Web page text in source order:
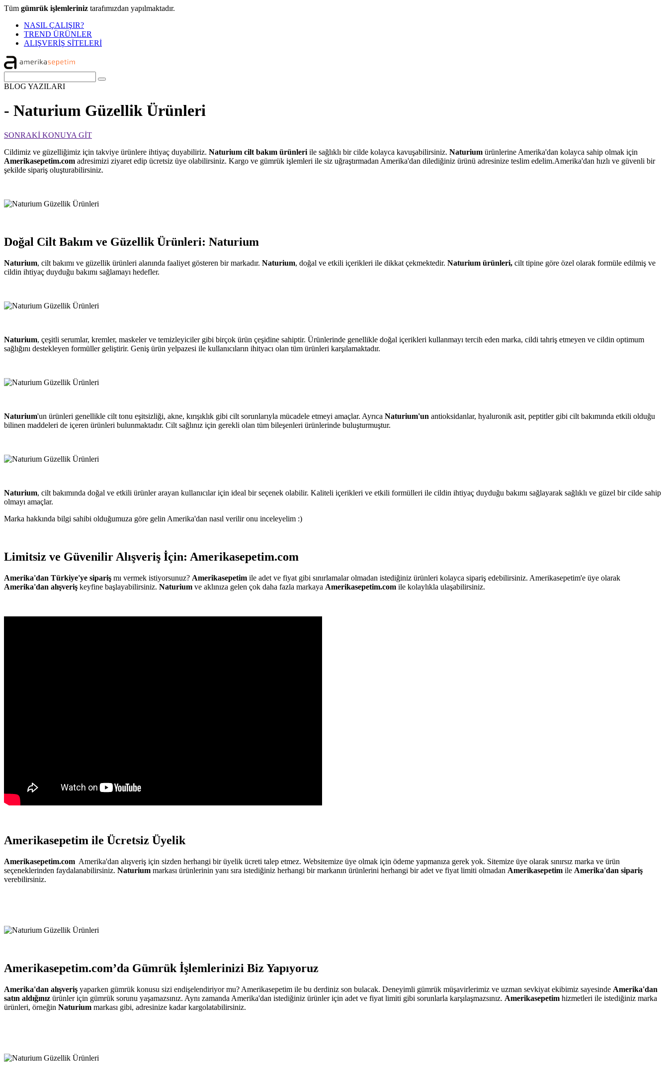
Tüm gümrük işlemleriniz tarafımızdan yapılmaktadır.
NASIL ÇALIŞIR?
TREND ÜRÜNLER
ALIŞVERİŞ SİTELERİ
BLOG YAZILARI
- Naturium Güzellik Ürünleri
SONRAKİ KONUYA GİT
Cildimiz ve güzelliğimiz için takviye ürünlere ihtiyaç duyabiliriz. Naturium cilt bakım ürünleri ile sağlıklı bir cilde kolayca kavuşabilirsiniz. Naturium ürünlerine Amerika'dan kolayca sahip olmak için
Amerikasepetim.com adresimizi ziyaret edip ücretsiz üye olabilirsiniz. Kargo ve gümrük işlemleri ile siz uğraştırmadan Amerika'dan dilediğiniz ürünü adresinize teslim edelim.Amerika'dan hızlı ve güvenli bir
şekilde sipariş oluşturabilirsiniz.
Doğal Cilt Bakım ve Güzellik Ürünleri: Naturium
Naturium, cilt bakımı ve güzellik ürünleri alanında faaliyet gösteren bir markadır. Naturium, doğal ve etkili içerikleri ile dikkat çekmektedir. Naturium ürünleri, cilt tipine göre özel olarak formüle edilmiş ve
cildin ihtiyaç duyduğu bakımı sağlamayı hedefler.
Naturium, çeşitli serumlar, kremler, maskeler ve temizleyiciler gibi birçok ürün çeşidine sahiptir. Ürünlerinde genellikle doğal içerikleri kullanmayı tercih eden marka, cildi tahriş etmeyen ve cildin optimum
sağlığını destekleyen formüller geliştirir. Geniş ürün yelpazesi ile kullanıcıların ihityacı olan tüm ürünleri karşılamaktadır.
Naturium'un ürünleri genellikle cilt tonu eşitsizliği, akne, kırışıklık gibi cilt sorunlarıyla mücadele etmeyi amaçlar. Ayrıca Naturium'un antioksidanlar, hyaluronik asit, peptitler gibi cilt bakımında etkili olduğu
bilinen maddeleri de içeren ürünleri bulunmaktadır. Cilt sağlınız için gerekli olan tüm bileşenleri ürünlerinde buluşturmuştur.
Naturium, cilt bakımında doğal ve etkili ürünler arayan kullanıcılar için ideal bir seçenek olabilir. Kaliteli içerikleri ve etkili formülleri ile cildin ihtiyaç duyduğu bakımı sağlayarak sağlıklı ve güzel bir cilde sahip
olmayı amaçlar.
Marka hakkında bilgi sahibi olduğumuza göre gelin Amerika'dan nasıl verilir onu inceleyelim :)
Limitsiz ve Güvenilir Alışveriş İçin: Amerikasepetim.com
Amerika'dan Türkiye'ye sipariş mı vermek istiyorsunuz? Amerikasepetim ile adet ve fiyat gibi sınırlamalar olmadan istediğiniz ürünleri kolayca sipariş edebilirsiniz. Amerikasepetim'e üye olarak
Amerika'dan alışveriş keyfine başlayabilirsiniz. Naturium ve aklınıza gelen çok daha fazla markaya Amerikasepetim.com ile kolaylıkla ulaşabilirsiniz.
Amerikasepetim ile Ücretsiz Üyelik
Amerikasepetim.com Amerika'dan alışveriş için sizden herhangi bir üyelik ücreti talep etmez. Websitemize üye olmak için ödeme yapmanıza gerek yok. Sitemize üye olarak sınırsız marka ve ürün
seçeneklerinden faydalanabilirsiniz. Naturium markası ürünlerinin yanı sıra istediğiniz herhangi bir markanın ürünlerini herhangi bir adet ve fiyat limiti olmadan Amerikasepetim ile Amerika'dan sipariş
verebilirsiniz.
Amerikasepetim.com’da Gümrük İşlemlerinizi Biz Yapıyoruz
Amerika'dan alışveriş yaparken gümrük konusu sizi endişelendiriyor mu? Amerikasepetim ile bu derdiniz son bulacak. Deneyimli gümrük müşavirlerimiz ve uzman sevkiyat ekibimiz sayesinde Amerika'dan
satın aldığınız ürünler için gümrük sorunu yaşamazsınız. Aynı zamanda Amerika'dan istediğiniz ürünler için adet ve fiyat limiti gibi sorunlarla karşılaşmazsınız. Amerikasepetim hizmetleri ile istediğiniz marka
ürünleri, örneğin Naturium markası gibi, adresinize kadar kargolatabilirsiniz.